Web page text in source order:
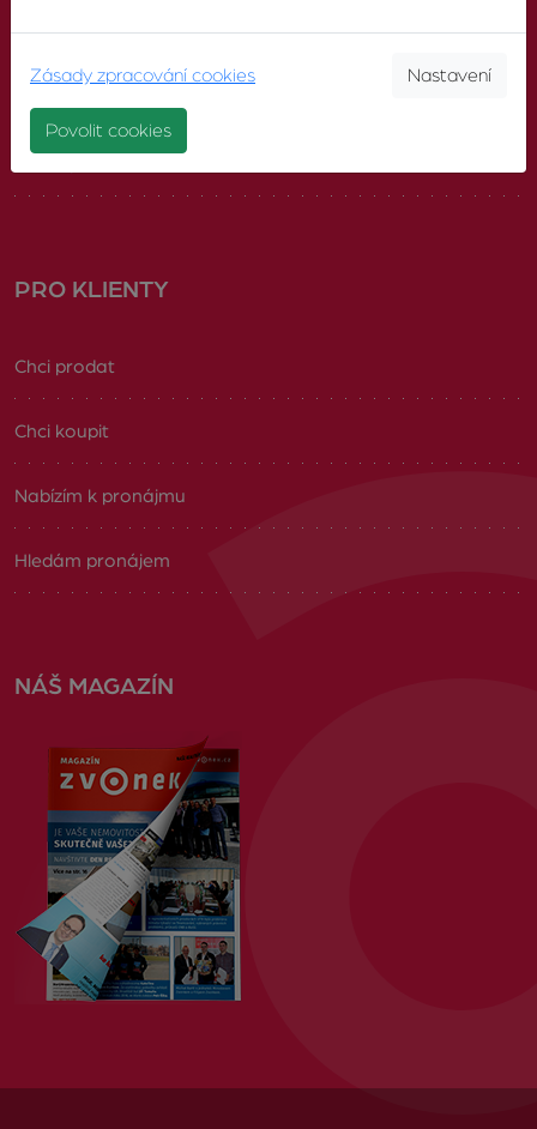
Pobočky
PRO KLIENTY
Chci prodat
Chci koupit
Nabízím k pronájmu
Hledám pronájem
NÁŠ MAGAZÍN
Zásady zpracování cookies Nastavení
Povolit cookies